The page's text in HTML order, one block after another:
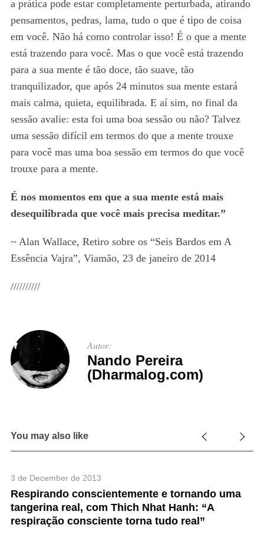
a prática pode estar completamente perturbada, atirando
pensamentos, pedras, lama, tudo o que é tipo de coisa
em você. Não há como controlar isso! É o que a mente
está trazendo para você. Mas o que você está trazendo
para a sua mente é tão doce, tão suave, tão
tranquilizador, que após 24 minutos sua mente estará
mais calma, quieta, equilibrada. E aí sim, no final da
sessão avalie: esta foi uma boa sessão ou não? Talvez
uma sessão difícil em termos do que a mente trouxe
para você mas uma boa sessão em termos do que você
trouxe para a mente.
É nos momentos em que a sua mente está mais
desequilibrada que você mais precisa meditar.”
~ Alan Wallace, Retiro sobre os “Seis Bardos em A
Essência Vajra”, Viamão, 23 de janeiro de 2014
//////////
Autor:
Nando Pereira
(Dharmalog.com)
You may also like
3 de December de 2013
Respirando conscientemente e tornando uma
tangerina real, com Thich Nhat Hanh: “A
respiração consciente torna tudo real”
e
f
o
r